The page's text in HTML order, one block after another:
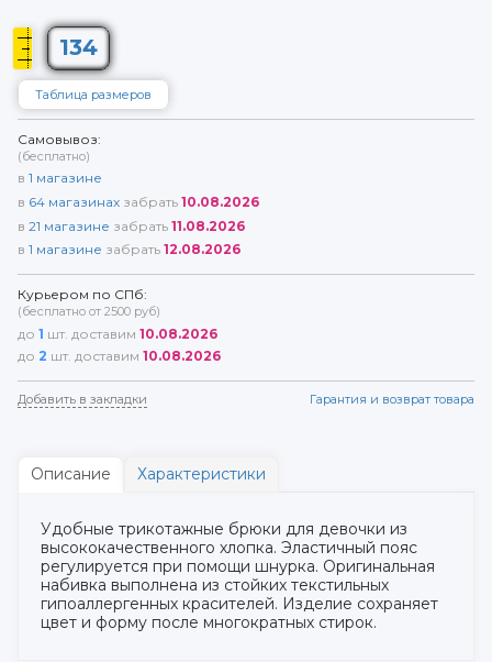
134
Таблица размеров
Самовывоз:
(бесплатно)
в 1 магазине
в 64 магазинах забрать 10.08.2026
в 21 магазине забрать 11.08.2026
в 1 магазине забрать 12.08.2026
Курьером по СПб:
(бесплатно от 2500 руб)
до 1 шт. доставим 10.08.2026
до 2 шт. доставим 10.08.2026
Добавить в закладки Гарантия и возврат товара
Описание Характеристики
Удобные трикотажные брюки для девочки из
высококачественного хлопка. Эластичный пояс
регулируется при помощи шнурка. Оригинальная
набивка выполнена из стойких текстильных
гипоаллергенных красителей. Изделие сохраняет
цвет и форму после многократных стирок.